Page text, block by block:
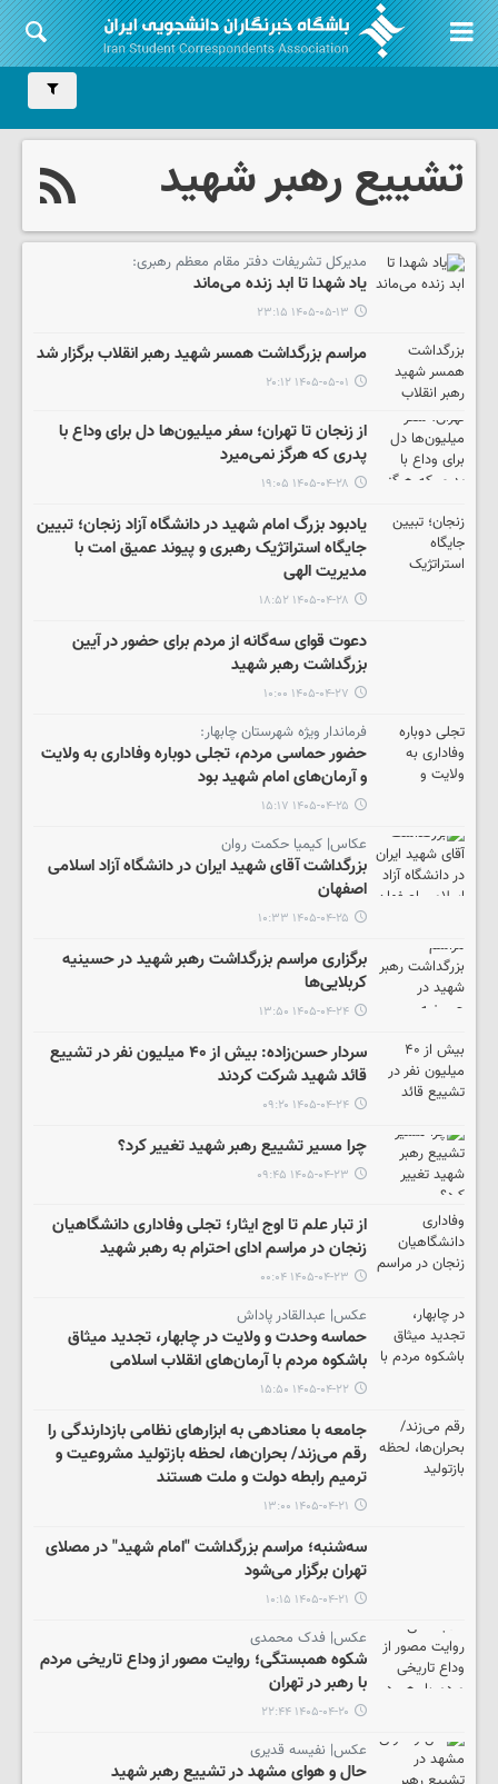
تشییع رهبر شهید
مدیرکل تشریفات دفتر مقام معظم رهبری:
یاد شهدا تا ابد زنده می‌ماند
۱۴۰۵-۰۵-۱۳ ۲۳:۱۵
مراسم بزرگداشت همسر شهید رهبر انقلاب برگزار شد
۱۴۰۵-۰۵-۰۱ ۲۰:۱۲
از زنجان تا تهران؛ سفر میلیون‌ها دل برای وداع با
پدری که هرگز نمی‌میرد
۱۴۰۵-۰۴-۲۸ ۱۹:۰۵
یادبود بزرگ امام شهید در دانشگاه آزاد زنجان؛ تبیین
جایگاه استراتژیک رهبری و پیوند عمیق امت با
مدیریت الهی
۱۴۰۵-۰۴-۲۸ ۱۸:۵۲
دعوت قوای سه‌گانه از مردم برای حضور در آیین
بزرگداشت رهبر شهید
۱۴۰۵-۰۴-۲۷ ۱۰:۰۰
فرماندار ویژه شهرستان چابهار:
حضور حماسی مردم، تجلی دوباره وفاداری به ولایت
و آرمان‌های امام شهید بود
۱۴۰۵-۰۴-۲۵ ۱۵:۱۷
عکاس| کیمیا حکمت روان
بزرگداشت آقای شهید ایران در دانشگاه آزاد اسلامی
اصفهان
۱۴۰۵-۰۴-۲۵ ۱۰:۳۳
برگزاری مراسم بزرگداشت رهبر شهید در حسینیه
کربلایی‌ها
۱۴۰۵-۰۴-۲۴ ۱۳:۵۰
سردار حسن‌زاده: بیش از ۴۰ میلیون نفر در تشییع
قائد شهید شرکت کردند
۱۴۰۵-۰۴-۲۴ ۰۹:۲۰
چرا مسیر تشییع رهبر شهید تغییر کرد؟
۱۴۰۵-۰۴-۲۳ ۰۹:۴۵
از تبار علم تا اوج ایثار؛ تجلی وفاداری دانشگاهیان
زنجان در مراسم ادای احترام به رهبر شهید
۱۴۰۵-۰۴-۲۳ ۰۰:۰۴
عکس| عبدالقادر پاداش
حماسه وحدت و ولایت در چابهار، تجدید میثاق
باشکوه مردم با آرمان‌های انقلاب اسلامی
۱۴۰۵-۰۴-۲۲ ۱۵:۵۰
جامعه با معنادهی به ابزارهای نظامی بازدارندگی را
رقم می‌زند/ بحران‌ها، لحظه بازتولید مشروعیت و
ترمیم رابطه دولت و ملت هستند
۱۴۰۵-۰۴-۲۱ ۱۳:۰۰
سه‌شنبه؛ مراسم بزرگداشت "امام شهید" در مصلای
تهران برگزار می‌شود
۱۴۰۵-۰۴-۲۱ ۱۰:۱۵
عکس| فدک محمدی
شکوه همبستگی؛ روایت مصور از وداع تاریخی مردم
با رهبر در تهران
۱۴۰۵-۰۴-۲۰ ۲۲:۴۴
عکس| نفیسه قدیری
حال و هوای مشهد در تشییع رهبر شهید